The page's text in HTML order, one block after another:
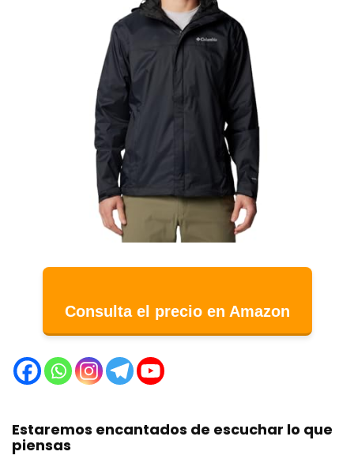
Consulta el precio en Amazon
Estaremos encantados de escuchar lo que
piensas